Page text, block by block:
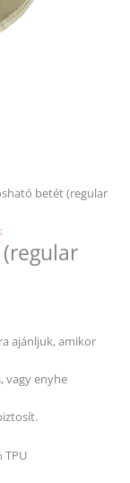
betét (regular
ajánljuk, amikor
vagy enyhe
TPU